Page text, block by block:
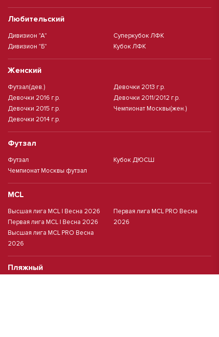
Любительский
Дивизион "А"
Дивизион "Б"
Суперкубок ЛФК
Кубок ЛФК
Женский
Футзал(дев.)
Девочки 2016 г.р.
Девочки 2015 г.р.
Девочки 2014 г.р.
Девочки 2013 г.р.
Девочки 2011/2012 г.р.
Чемпионат Москвы(жен.)
Футзал
Футзал
Чемпионат Москвы футзал
Кубок ДЮСШ
MCL
Высшая лига MCL | Весна 2026
Первая лига MCL | Весна 2026
Высшая лига MCL PRO Весна
2026
Первая лига MCL PRO Весна
2026
Пляжный